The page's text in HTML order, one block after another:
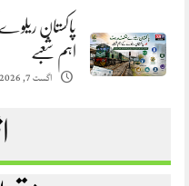
پاکستان
اہم شعبے
اگست 7, 2026